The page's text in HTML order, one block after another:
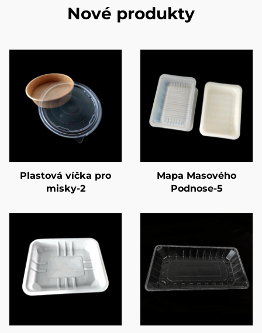
Nové produkty
Plastová víčka pro
misky-2
Mapa Masového
Podnose-5